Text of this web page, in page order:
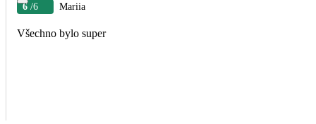
6 /6 Mariia
Všechno bylo super